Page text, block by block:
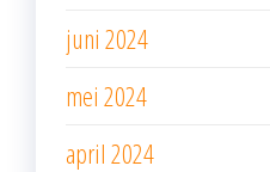
juni 2024
mei 2024
april 2024